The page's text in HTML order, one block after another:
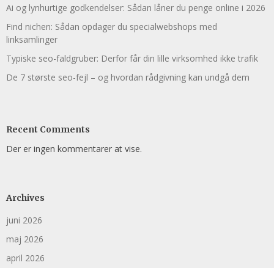
Ai og lynhurtige godkendelser: Sådan låner du penge online i 2026
Find nichen: Sådan opdager du specialwebshops med
linksamlinger
Typiske seo-faldgruber: Derfor får din lille virksomhed ikke trafik
De 7 største seo-fejl – og hvordan rådgivning kan undgå dem
Recent Comments
Der er ingen kommentarer at vise.
Archives
juni 2026
maj 2026
april 2026